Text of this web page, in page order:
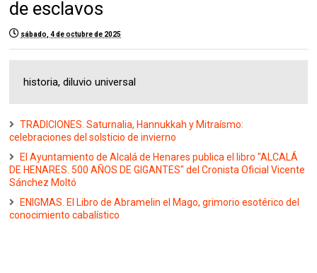
de esclavos
sábado, 4 de octubre de 2025
historia, diluvio universal
TRADICIONES. Saturnalia, Hannukkah y Mitraísmo:
celebraciones del solsticio de invierno
El Ayuntamiento de Alcalá de Henares publica el libro "ALCALÁ
DE HENARES. 500 AÑOS DE GIGANTES" del Cronista Oficial Vicente
Sánchez Moltó
ENIGMAS. El Libro de Abramelin el Mago, grimorio esotérico del
conocimiento cabalístico